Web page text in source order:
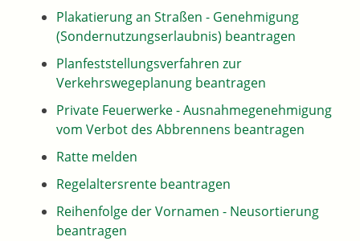
Plakatierung an Straßen - Genehmigung
(Sondernutzungserlaubnis) beantragen
Planfeststellungsverfahren zur
Verkehrswegeplanung beantragen
Private Feuerwerke - Ausnahmegenehmigung
vom Verbot des Abbrennens beantragen
Ratte melden
Regelaltersrente beantragen
Reihenfolge der Vornamen - Neusortierung
beantragen